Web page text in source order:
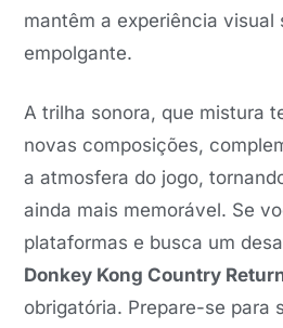
mantêm a experiência visual
empolgante.
A trilha sonora, que mistura
novas composições,
a atmosfera do jogo,
ainda mais memorável. Se
plataformas e busca um
Donkey Kong Country
obrigatória. Prepare-se para